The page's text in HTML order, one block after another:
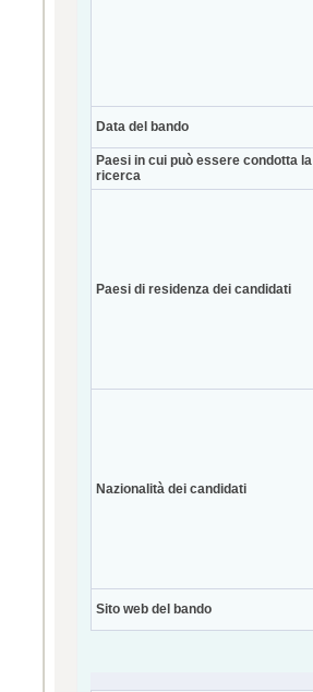
Data del bando
Paesi in cui può essere condotta la
ricerca
Paesi di residenza dei candidati
Nazionalità dei candidati
Sito web del bando